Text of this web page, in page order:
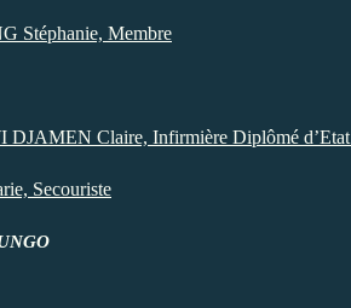
Membre
Infirmière Diplômé d’Etat
Secouriste